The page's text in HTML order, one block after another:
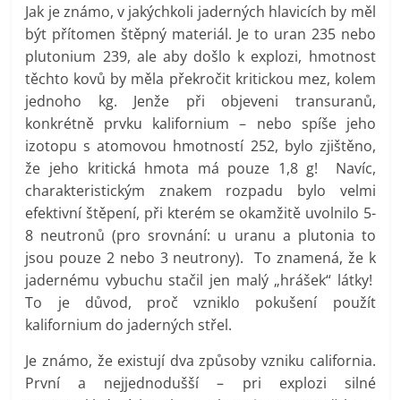
Jak je známo, v jakýchkoli jaderných hlavicích by měl
být přítomen štěpný materiál. Je to uran 235 nebo
plutonium 239, ale aby došlo k explozi, hmotnost
těchto kovů by měla překročit kritickou mez, kolem
jednoho kg. Jenže při objeveni transuranů,
konkrétně prvku kalifornium – nebo spíše jeho
izotopu s atomovou hmotností 252, bylo zjištěno,
že jeho kritická hmota má pouze 1,8 g! Navíc,
charakteristickým znakem rozpadu bylo velmi
efektivní štěpení, při kterém se okamžitě uvolnilo 5-
8 neutronů (pro srovnání: u uranu a plutonia to
jsou pouze 2 nebo 3 neutrony). To znamená, že k
jadernému vybuchu stačil jen malý „hrášek“ látky!
To je důvod, proč vzniklo pokušení použít
kalifornium do jaderných střel.
Je známo, že existují dva způsoby vzniku california.
První a nejjednodušší – pri explozi silné